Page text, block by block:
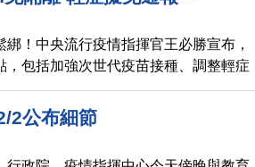
。
！中央流行疫情指揮官王必勝宣布，
包括加強次世代疫苗接種、調整輕症
定義。繼口罩鬆綁後，下階段將放寬輕
。2公布細節